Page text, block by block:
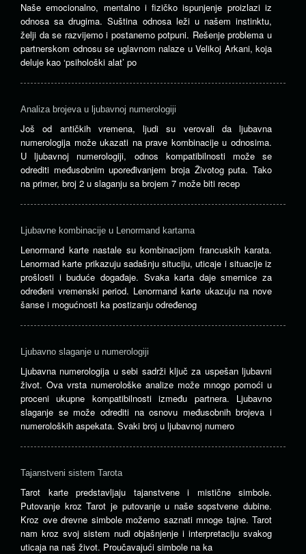
Naše emocionalno, mentalno i fizičko ispunjenje proizlazi iz
odnosa sa drugima. Suština odnosa leži u našem instinktu,
želji da se razvijemo i postanemo potpuni. Rešenje problema u
partnerskom odnosu se uglavnom nalaze u Velikoj Arkani, koja
deluje kao ‘psihološki alat’ po
Analiza brojeva u ljubavnoj numerologiji
Još od antičkih vremena, ljudi su verovali da ljubavna
numerologija može ukazati na prave kombinacije u odnosima.
U ljubavnoj numerologiji, odnos kompatibilnosti može se
odrediti međusobnim upoređivanjem broja Životog puta. Tako
na primer, broj 2 u slaganju sa brojem 7 može biti recep
Ljubavne kombinacije u Lenormand kartama
Lenormand karte nastale su kombinacijom francuskih karata.
Lenormad karte prikazuju sadašnju situciju, uticaje i situacije iz
prošlosti i buduće događaje. Svaka karta daje smernice za
određeni vremenski period. Lenormand karte ukazuju na nove
šanse i mogućnosti ka postizanju određenog
Ljubavno slaganje u numerologiji
Ljubavna numerologija u sebi sadrži ključ za uspešan ljubavni
život. Ova vrsta numerološke analize može mnogo pomoći u
proceni ukupne kompatibilnosti između partnera. Ljubavno
slaganje se može odrediti na osnovu međusobnih brojeva i
numeroloških aspekata. Svaki broj u ljubavnoj numero
Tajanstveni sistem Tarota
Tarot karte predstavljaju tajanstvene i mistične simbole.
Putovanje kroz Tarot je putovanje u naše sopstvene dubine.
Kroz ove drevne simbole možemo saznati mnoge tajne. Tarot
nam kroz svoj sistem nudi objašnjenje i interpretaciju svakog
uticaja na naš život. Proučavajući simbole na ka